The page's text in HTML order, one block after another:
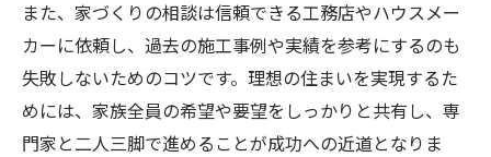
強い地盤で安心を得る注文住宅計画
注文住宅で地盤調査を行うべき理由と流れ
茨城県の地盤が強い地域選びのポイント
地盤改良が必要な注文住宅の判断基準
また、家づくりの相談は信頼できる工務店やハウスメー
カーに依頼し、過去の施工事例や実績を参考にするのも
失敗しないためのコツです。理想の住まいを実現するた
めには、家族全員の希望や要望をしっかりと共有し、専
門家と二人三脚で進めることが成功への近道となりま